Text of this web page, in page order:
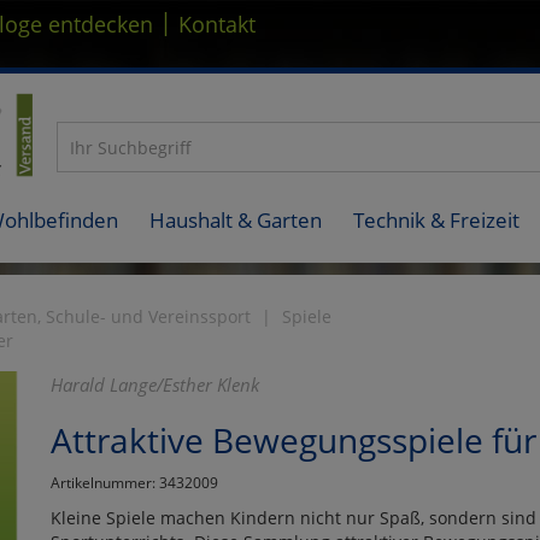
entdecken | Kontakt
Haushalt & Garten Technik & Freizeit
Schule- und Vereinssport
Spiele
Harald Lange/Esther Klenk
Attraktive Bewegungsspiele
Artikelnummer: 3432009
Kleine Spiele machen Kindern nicht nur Spaß, sondern